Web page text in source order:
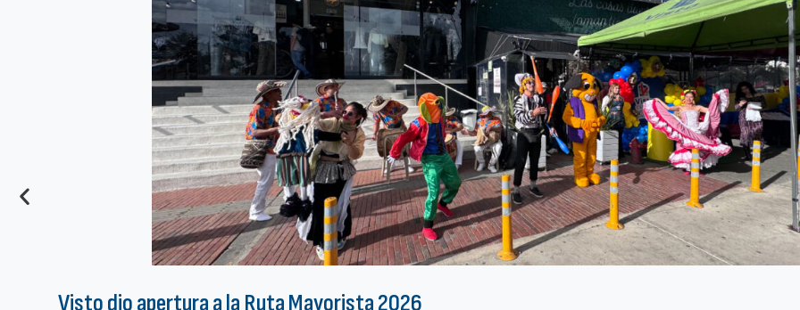
Visto dio apertura a la Ruta Mayorista 2026